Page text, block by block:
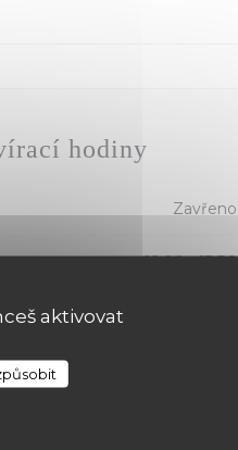
aktivovat
hodiny
Zavřeno
12:00 - 13:30
12:00 - 13:30
12:00 - 13:30 *